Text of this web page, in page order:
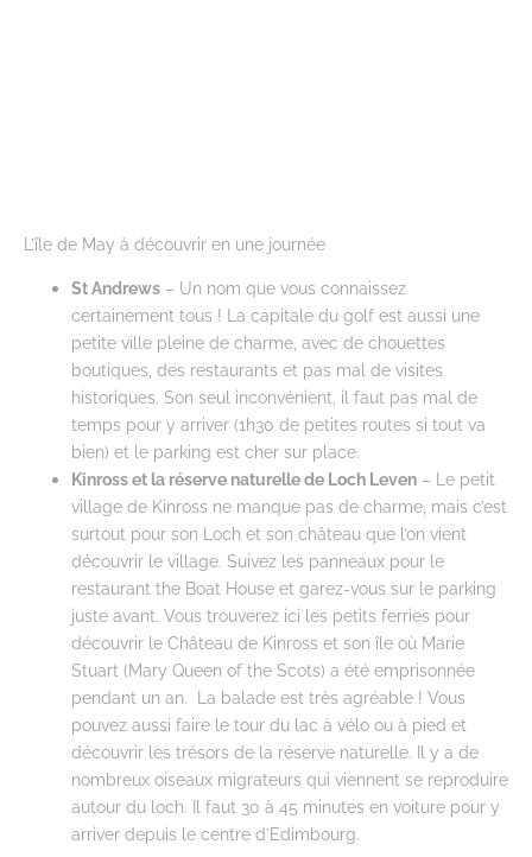
L’île de May à découvrir en une journée
St Andrews – Un nom que vous connaissez
certainement tous ! La capitale du golf est aussi une
petite ville pleine de charme, avec de chouettes
boutiques, des restaurants et pas mal de visites
historiques. Son seul inconvénient, il faut pas mal de
temps pour y arriver (1h30 de petites routes si tout va
bien) et le parking est cher sur place.
Kinross et la réserve naturelle de Loch Leven – Le petit
village de Kinross ne manque pas de charme, mais c’est
surtout pour son Loch et son château que l’on vient
découvrir le village. Suivez les panneaux pour le
restaurant the Boat House et garez-vous sur le parking
juste avant. Vous trouverez ici les petits ferries pour
découvrir le Château de Kinross et son île où Marie
Stuart (Mary Queen of the Scots) a été emprisonnée
pendant un an. La balade est très agréable ! Vous
pouvez aussi faire le tour du lac à vélo ou à pied et
découvrir les trésors de la réserve naturelle. Il y a de
nombreux oiseaux migrateurs qui viennent se reproduire
autour du loch. Il faut 30 à 45 minutes en voiture pour y
arriver depuis le centre d’Edimbourg.